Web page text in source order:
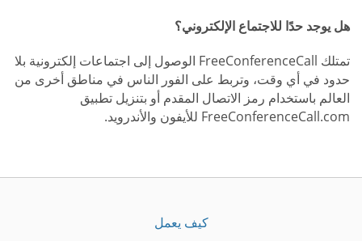
هل يوجد حدًا للاجتماع الإلكتروني؟
تمتلك FreeConferenceCall الوصول إلى اجتماعات إلكترونية بلا
حدود في أي وقت، وتربط على الفور الناس في مناطق أخرى من
العالم باستخدام رمز الاتصال المقدم أو بتنزيل تطبيق
FreeConferenceCall.com للأيفون والأندرويد.
كيف يعمل